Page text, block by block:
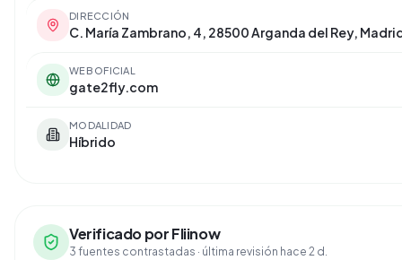
DIRECCIÓN
C. María Zambrano, 4, 28500 Arganda del Rey,
WEB OFICIAL
gate2fly.com
MODALIDAD
Híbrido
Verificado por Fliinow
3 fuentes contrastadas · última revisión hace 2 d.